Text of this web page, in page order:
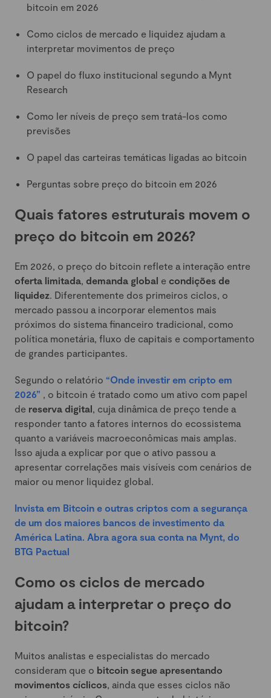
bitcoin em 2026
Como ciclos de mercado e liquidez ajudam a
interpretar movimentos de preço
O papel do fluxo institucional segundo a Mynt
Research
Como ler níveis de preço sem tratá-los como
previsões
O papel das carteiras temáticas ligadas ao bitcoin
Perguntas sobre preço do bitcoin em 2026
Quais fatores estruturais movem o
preço do bitcoin em 2026?
Em 2026, o preço do bitcoin reflete a interação entre
oferta limitada, demanda global e condições de
liquidez. Diferentemente dos primeiros ciclos, o
mercado passou a incorporar elementos mais
próximos do sistema financeiro tradicional, como
política monetária, fluxo de capitais e comportamento
de grandes participantes.
Segundo o relatório “Onde investir em cripto em
2026” , o bitcoin é tratado como um ativo com papel
de reserva digital, cuja dinâmica de preço tende a
responder tanto a fatores internos do ecossistema
quanto a variáveis macroeconômicas mais amplas.
Isso ajuda a explicar por que o ativo passou a
apresentar correlações mais visíveis com cenários de
maior ou menor liquidez global.
Invista em Bitcoin e outras criptos com a segurança
de um dos maiores bancos de investimento da
América Latina. Abra agora sua conta na Mynt, do
BTG Pactual
Como os ciclos de mercado
ajudam a interpretar o preço do
bitcoin?
Muitos analistas e especialistas do mercado
consideram que o bitcoin segue apresentando
movimentos cíclicos, ainda que esses ciclos não